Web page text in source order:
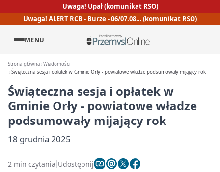
Uwaga! Upał (komunikat RSO)
Uwaga! ALERT RCB - Burze - 06/07.08… (komunikat RSO)
MENU
Strona główna Wiadomości
Świąteczna sesja i opłatek w Gminie Orły - powiatowe władze podsumowały mijający rok
Świąteczna sesja i opłatek w
Gminie Orły - powiatowe władze
podsumowały mijający rok
18 grudnia 2025
2 min czytania Udostępnij